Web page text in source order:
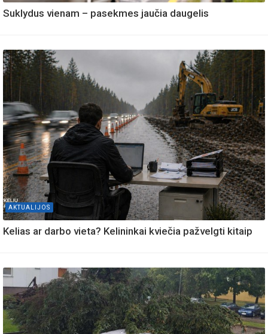
Suklydus vienam – pasekmes jaučia daugelis
AKTUALIJOS
Kelias ar darbo vieta? Kelininkai kviečia pažvelgti kitaip